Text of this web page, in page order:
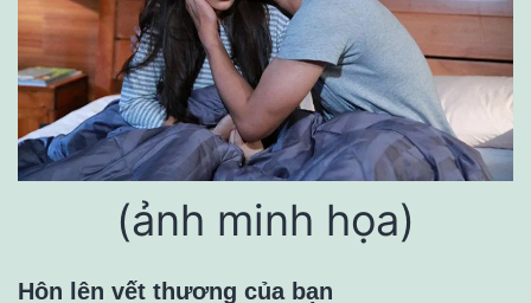
(ảnh minh họa)
Hôn lên vết thương của bạn